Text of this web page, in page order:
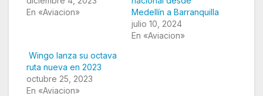
En «Aviacion»
Medellín a Barranquilla
julio 10, 2024
En «Aviacion»
Wingo lanza su octava
ruta nueva en 2023
octubre 25, 2023
En «Aviacion»